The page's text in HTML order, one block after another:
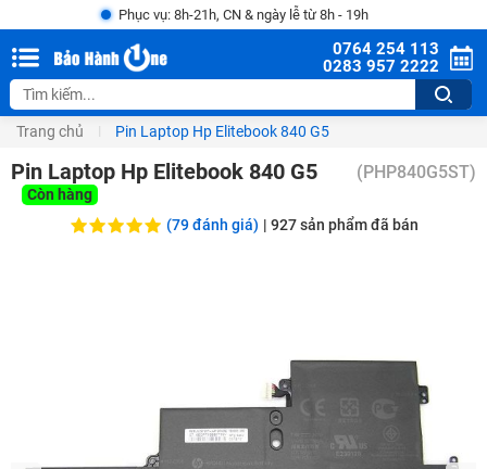
Phục vụ: 8h-21h, CN & ngày lễ từ 8h - 19h
0764 254 113
0283 957 2222
Trang chủ Pin Laptop Hp Elitebook 840 G5
Pin Laptop Hp Elitebook 840 G5 (PHP840G5ST)
Còn hàng
(79 đánh giá) | 927sản phẩm đã bán